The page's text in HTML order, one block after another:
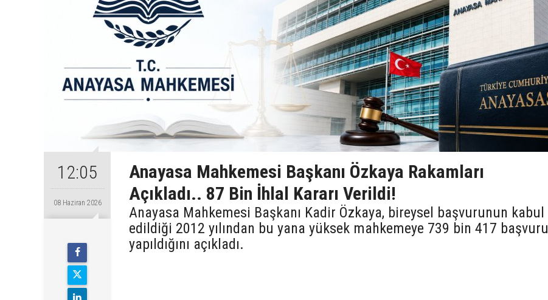
12:05
08 Haziran 2026
Anayasa Mahkemesi Başkanı Özkaya Rakamları
Açıkladı.. 87 Bin İhlal Kararı Verildi!
Anayasa Mahkemesi Başkanı Kadir Özkaya, bireysel başvurunun kabul
edildiği 2012 yılından bu yana yüksek mahkemeye 739 bin 417 başvuru
yapıldığını açıkladı.